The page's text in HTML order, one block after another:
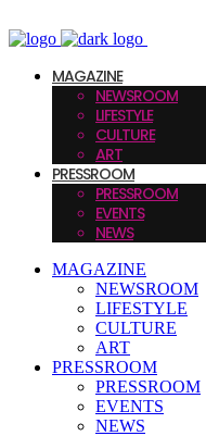
MAGAZINE
NEWSROOM
LIFESTYLE
CULTURE
ART
PRESSROOM
PRESSROOM
EVENTS
NEWS
MAGAZINE
NEWSROOM
LIFESTYLE
CULTURE
ART
PRESSROOM
PRESSROOM
EVENTS
NEWS